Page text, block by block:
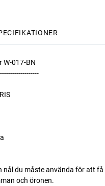
W-017-BN
nål du måste använda för att
och öronen.